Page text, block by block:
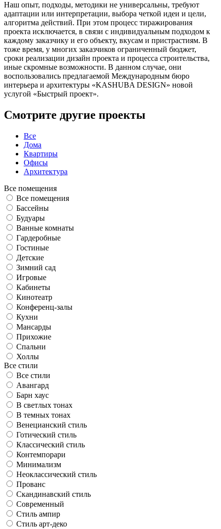
Наш опыт, подходы, методики не универсальны, требуют
адаптации или интерпретации, выбора четкой идеи и цели,
алгоритма действий. При этом процесс тиражирования
проекта исключается, в связи с индивидуальным подходом к
каждому заказчику и его объекту, вкусам и пристрастиям. В
тоже время, у многих заказчиков ограниченный бюджет,
сроки реализации дизайн проекта и процесса строительства,
иные скромные возможности. В данном случае, они
воспользовались предлагаемой Международным бюро
интерьера и архитектуры «KASHUBA DESIGN» новой
услугой «Быстрый проект».
Смотрите другие проекты
Все
Дома
Квартиры
Офисы
Архитектура
Все помещения
Все помещения
Бассейны
Будуары
Ванные комнаты
Гардеробные
Гостиные
Детские
Зимний сад
Игровые
Кабинеты
Кинотеатр
Конференц-залы
Кухни
Мансарды
Прихожие
Спальни
Холлы
Все стили
Все стили
Авангард
Барн хаус
В светлых тонах
В темных тонах
Венецианский стиль
Готический стиль
Классический стиль
Контемпорари
Минимализм
Неоклассический стиль
Прованс
Скандинавский стиль
Современный
Стиль ампир
Стиль арт-деко